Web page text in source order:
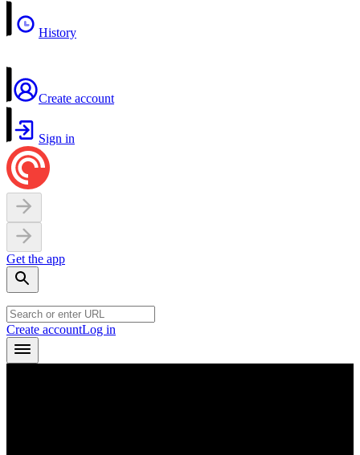
History
Create account
Sign in
Get the app
Create accountLog in